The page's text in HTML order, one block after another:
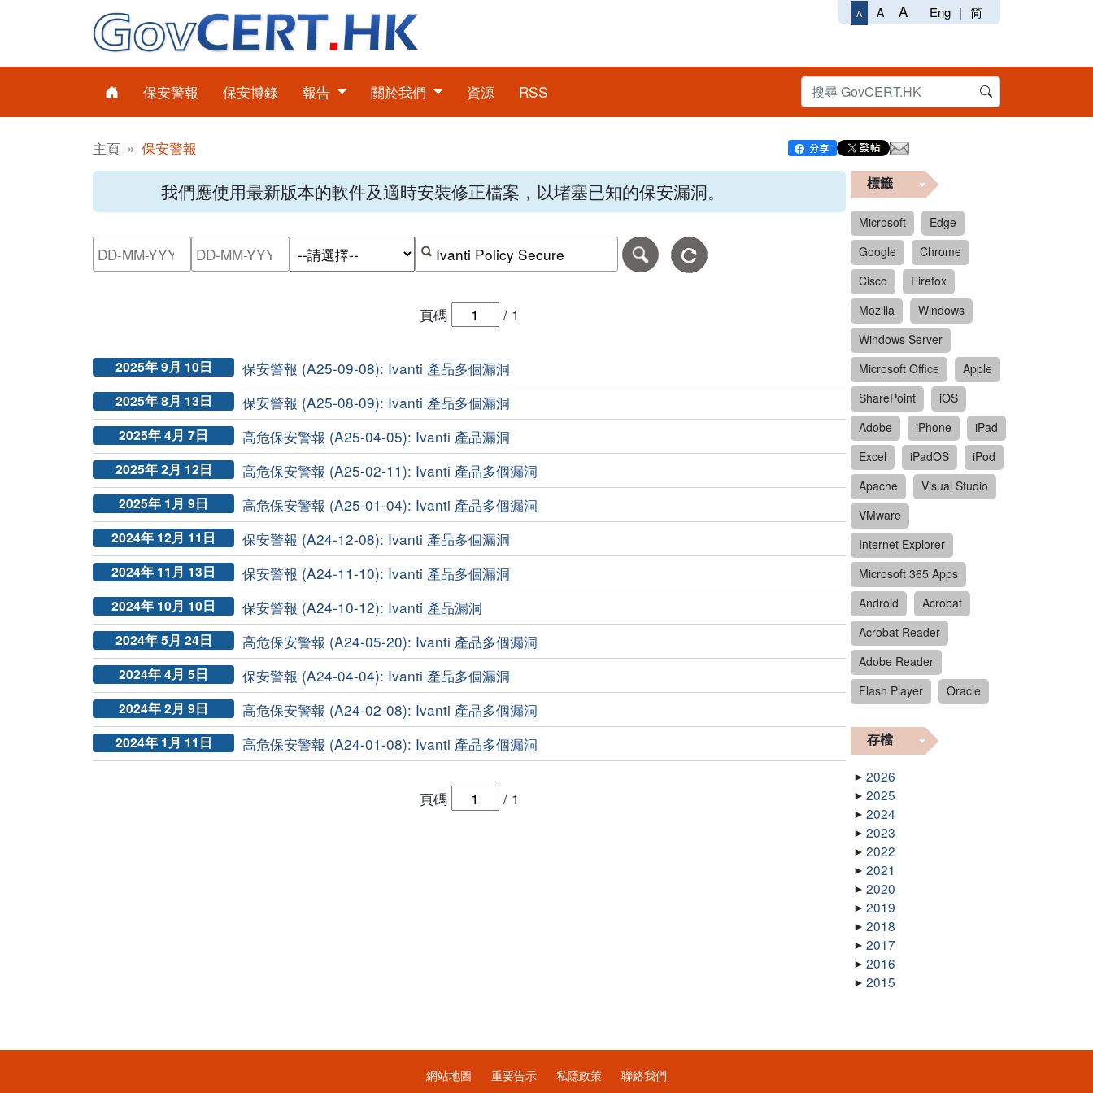
A A A Eng | 简
保安警報 保安博錄 報告 關於我們 資源 RSS
主頁 保安警報
我們應使用最新版本的軟件及適時安裝修正檔案，以堵塞已知的保安漏洞。
請輸入搜尋日期範圍的開始日期，格式為日日-月月-年年年年。
請輸入搜尋日期範圍的結束日期，格式為日日-月月-年年年年。
按關鍵字或 CVE ID 搜尋保安警報
頁碼 / 1
2025年 9月 10日 保安警報 (A25-09-08): Ivanti 產品多個漏洞
2025年 8月 13日 保安警報 (A25-08-09): Ivanti 產品多個漏洞
2025年 4月 7日 高危保安警報 (A25-04-05): Ivanti 產品漏洞
2025年 2月 12日 高危保安警報 (A25-02-11): Ivanti 產品多個漏洞
2025年 1月 9日 高危保安警報 (A25-01-04): Ivanti 產品多個漏洞
2024年 12月 11日 保安警報 (A24-12-08): Ivanti 產品多個漏洞
2024年 11月 13日 保安警報 (A24-11-10): Ivanti 產品多個漏洞
2024年 10月 10日 保安警報 (A24-10-12): Ivanti 產品漏洞
2024年 5月 24日 高危保安警報 (A24-05-20): Ivanti 產品多個漏洞
2024年 4月 5日 保安警報 (A24-04-04): Ivanti 產品多個漏洞
2024年 2月 9日 高危保安警報 (A24-02-08): Ivanti 產品多個漏洞
2024年 1月 11日 高危保安警報 (A24-01-08): Ivanti 產品多個漏洞
頁碼 / 1
標籤
Microsoft
Edge
Google
Chrome
Cisco
Firefox
Mozilla
Windows
Windows Server
Microsoft Office
Apple
SharePoint
iOS
Adobe
iPhone
iPad
Excel
iPadOS
iPod
Apache
Visual Studio
VMware
Internet Explorer
Microsoft 365 Apps
Android
Acrobat
Acrobat Reader
Adobe Reader
Flash Player
Oracle
存檔
2026
2025
2024
2023
2022
2021
2020
2019
2018
2017
2016
2015
網站地圖 重要告示 私隱政策 聯絡我們